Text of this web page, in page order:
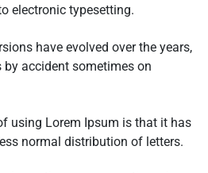
electronic typesetting.
have evolved over the years,
by accident sometimes on
using Lorem Ipsum is that it has
normal distribution of letters.